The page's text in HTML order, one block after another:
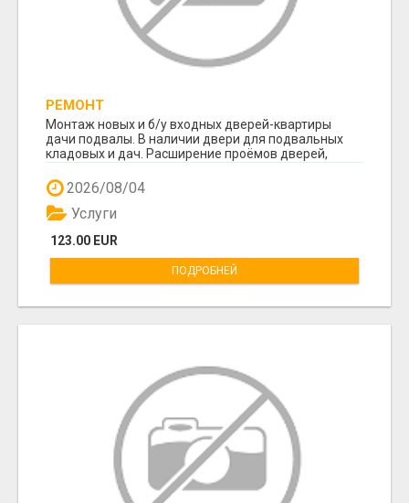
РЕМОНТ
Монтаж новых и б/у входных дверей-квартиры
дачи подвалы. В наличии двери для подвальных
кладовых и дач. Расширение проёмов дверей,
2026/08/04
123.00 EUR
Услуги
ПОДРОБНЕЙ